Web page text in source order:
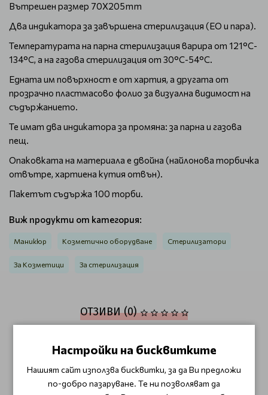
Вътрешен размер 70X205mm
Два индикатора за завършена стерилизация (EO и пара).
Температурата на парна стерилизация варира от 121°C-
134°C, а на газова стерилизация от 30°C-54°C.
Едната им повърхност е от хартия, а другата от
прозрачно пластмасово фолио за визуална видимост на
съдържанието.
Те имат два индикатора за промяна: за парна и газова
пещ.
Опаковката на материала е двойна (найлонова торбичка
отвътре, хартиена кутия отвън).
Пакетът съдържа 100 торби.
Виж продукти от категория:
Маникюр Козметично оборудване Стерилизатори
За Козметици За стерилизация
ОТЗИВИ (0)
Настройки на бисквитките
Нашият сайт използва бисквитки, за да Ви предложи
по-добро пазаруване. Те ни позволяват да